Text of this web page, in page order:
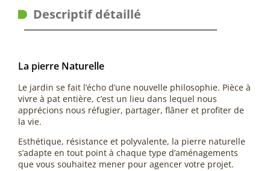
Descriptif détaillé
La pierre Naturelle
Le jardin se fait l’écho d’une nouvelle philosophie. Pièce à
vivre à pat entière, c’est un lieu dans lequel nous
apprécions nous réfugier, partager, flâner et profiter de
la vie.
Esthétique, résistance et polyvalente, la pierre naturelle
s’adapte en tout point à chaque type d’aménagements
que vous souhaitez mener pour agencer votre projet.